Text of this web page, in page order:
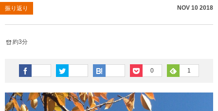
振り返り NOV 10 2018
約3分
0 1
TOEIC700点への道
英単語
その他英語関連
神戸
行ってきたあれこれ
旅行関連あれこれ
健康あれこれ
美容あれこれ